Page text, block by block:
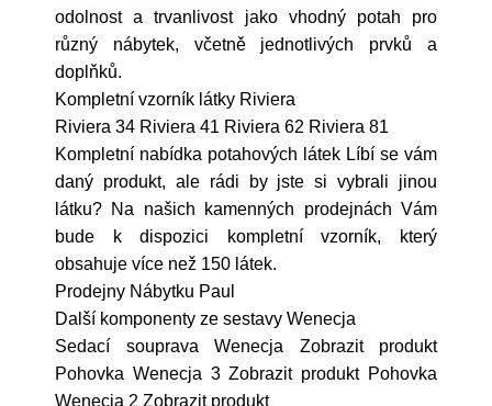
odolnost a trvanlivost jako vhodný potah pro
různý nábytek, včetně jednotlivých prvků a
doplňků.
Kompletní vzorník látky Riviera
Riviera 34 Riviera 41 Riviera 62 Riviera 81
Kompletní nabídka potahových látek Líbí se vám
daný produkt, ale rádi by jste si vybrali jinou
látku? Na našich kamenných prodejnách Vám
bude k dispozici kompletní vzorník, který
obsahuje více než 150 látek.
Prodejny Nábytku Paul
Další komponenty ze sestavy Wenecja
Sedací souprava Wenecja Zobrazit produkt
Pohovka Wenecja 3 Zobrazit produkt Pohovka
Wenecja 2 Zobrazit produkt